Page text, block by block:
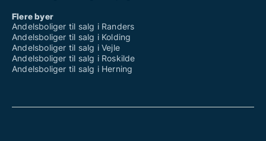
Flere byer
Andelsboliger til salg i Randers
Andelsboliger til salg i Kolding
Andelsboliger til salg i Vejle
Andelsboliger til salg i Roskilde
Andelsboliger til salg i Herning